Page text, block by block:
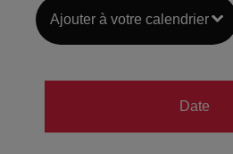
Ajouter à votre calendrier
Date